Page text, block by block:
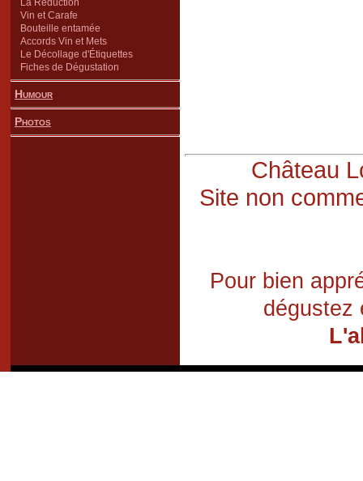
La Réduction
Vin et Carafe
Bouteille entamée
Accords Vin et Mets
Le Décollage d'Étiquettes
Fiches de Dégustation
Humour
Photos
Château
Site non
Pour bien
dégustez